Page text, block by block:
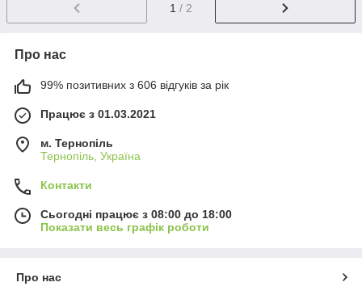
1 / 2
Про нас
99% позитивних з 606 відгуків за рік
Працює з 01.03.2021
м. Тернопіль
Тернопіль, Україна
Контакти
Сьогодні працює з 08:00 до 18:00
Показати весь графік роботи
Про нас